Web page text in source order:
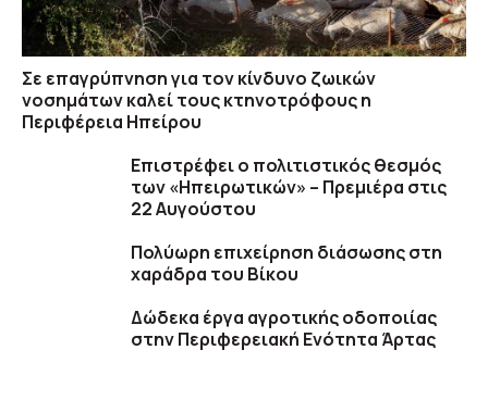
Σε επαγρύπνηση για τον κίνδυνο ζωικών
νοσημάτων καλεί τους κτηνοτρόφους η
Περιφέρεια Ηπείρου
Επιστρέφει ο πολιτιστικός θεσμός
των «Ηπειρωτικών» – Πρεμιέρα στις
22 Αυγούστου
Πολύωρη επιχείρηση διάσωσης στη
χαράδρα του Βίκου
Δώδεκα έργα αγροτικής οδοποιίας
στην Περιφερειακή Ενότητα Άρτας